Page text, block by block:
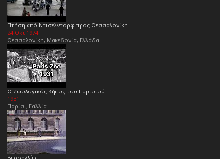
Πτήση από Ντισελντορφ προς Θεσσαλονίκη
24 Οκτ 1974
Θεσσαλονίκη, Μακεδονία, Ελλάδα
Ο Ζωολογικός Κήπος του Παρισιού
1931
Παρίσι, Γαλλία
Βερσαλλίες